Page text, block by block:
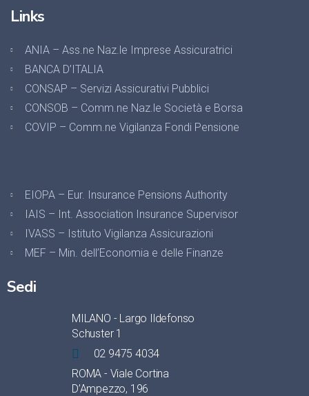
Links
ANIA – Ass.ne Naz.le Imprese Assicuratrici
BANCA D’ITALIA
CONSAP – Servizi Assicurativi Pubblici
CONSOB – Comm.ne Naz.le Società e Borsa
COVIP – Comm.ne Vigilanza Fondi Pensione
EIOPA – Eur. Insurance Pensions Authority
IAIS – Int. Association Insurance Supervisor
IVASS – Istituto Vigilanza Assicurazioni
MEF – Min. dell’Economia e delle Finanze
Sedi
MILANO - Largo Ildefonso
Schuster 1
02 9475 4034
ROMA - Viale Cortina
D’Ampezzo, 196